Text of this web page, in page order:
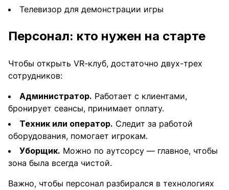
Телевизор для демонстрации игры
Персонал: кто нужен на старте
Чтобы открыть VR-клуб, достаточно двух-трех
сотрудников:
Администратор. Работает с клиентами,
бронирует сеансы, принимает оплату.
Техник или оператор. Следит за работой
оборудования, помогает игрокам.
Уборщик. Можно по аутсорсу — главное, чтобы
зона была всегда чистой.
Важно, чтобы персонал разбирался в технологиях